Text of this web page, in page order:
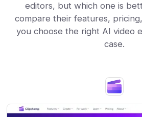
editors, but which one is
compare their features,
you choose the right AI video
case.